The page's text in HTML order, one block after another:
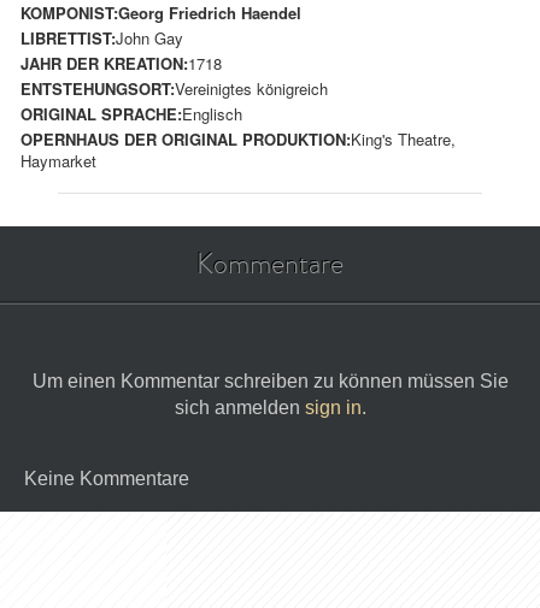
KOMPONIST:Georg Friedrich Haendel
LIBRETTIST:John Gay
JAHR DER KREATION:1718
ENTSTEHUNGSORT:Vereinigtes königreich
ORIGINAL SPRACHE:Englisch
OPERNHAUS DER ORIGINAL PRODUKTION:King's Theatre,
Haymarket
Kommentare
Um einen Kommentar schreiben zu können müssen Sie
sich anmelden sign in.
Keine Kommentare